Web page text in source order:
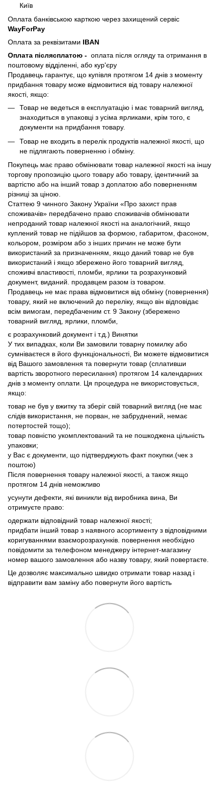
Київ
Оплата банківською карткою через захищений сервіс
WayForPay
Оплата за реквізитами IBAN
Оплата післясплатою - оплата після огляду та отримання в
поштовому відділенні, або кур'єру
Продавець гарантує, що купівля протягом 14 днів з моменту
придбання товару може відмовитися від товару належної
якості, якщо:
Товар не ведеться в експлуатацію і має товарний вигляд,
знаходиться в упаковці з усіма ярликами, крім того, є
документи на придбання товару.
Товар не входить в перелік продуктів належної якості, що
не підлягають поверненню і обміну.
Покупець має право обмінювати товар належної якості на іншу
торгову пропозицію цього товару або товару, ідентичний за
вартістю або на інший товар з доплатою або поверненням
різниці за ціною.
Статтею 9 чинного Закону України «Про захист прав
споживачів» передбачено право споживачів обмінювати
непроданий товар належної якості на аналогічний, якщо
куплений товар не підійшов за формою, габаритом, фасоном,
кольором, розміром або з інших причин не може бути
використаний за призначенням, якщо даний товар не був
використаний і якщо збережено його товарний вигляд,
споживчі властивості, пломби, ярлики та розрахунковий
документ, виданий. продавцем разом із товаром.
Продавець не має права відмовитися від обміну (повернення)
товару, який не включений до переліку, якщо він відповідає
всім вимогам, передбаченим ст. 9 Закону (збережено
товарний вигляд, ярлики, пломби,
є розрахунковий документ і т.д.) Винятки
У тих випадках, коли Ви замовили товарну помилку або
сумніваєтеся в його функціональності, Ви можете відмовитися
від Вашого замовлення та повернути товар (сплативши
вартість зворотного пересилання) протягом 14 календарних
днів з моменту оплати. Ця процедура не використовується,
якщо:
товар не був у вжитку та зберіг свій товарний вигляд (не має
слідів використання, не порван, не забруднений, немає
потертостей тощо);
товар повністю укомплектований та не пошкоджена цільність
упаковки;
у Вас є документи, що підтверджують факт покупки.(чек з
поштою)
Після повернення товару належної якості, а також якщо
протягом 14 днів неможливо
усунути дефекти, які виникли від виробника вина, Ви
отримуєте право:
одержати відповідний товар належної якості;
придбати інший товар з наявного асортименту з відповідними
коригуваннями взаєморозрахунків. повернення необхідно
повідомити за телефоном менеджеру інтернет-магазину
номер вашого замовлення або назву товару, який повертаєте.
Це дозволяє максимально швидко отримати товар назад і
відправити вам заміну або повернути його вартість